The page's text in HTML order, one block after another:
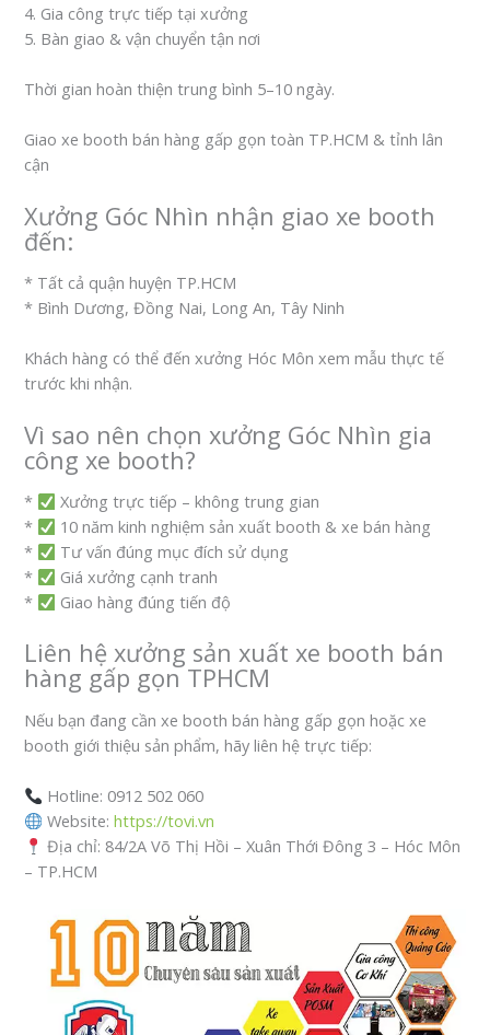
4. Gia công trực tiếp tại xưởng
5. Bàn giao & vận chuyển tận nơi
Thời gian hoàn thiện trung bình 5–10 ngày.
Giao xe booth bán hàng gấp gọn toàn TP.HCM & tỉnh lân
cận
Xưởng Góc Nhìn nhận giao xe booth
đến:
* Tất cả quận huyện TP.HCM
* Bình Dương, Đồng Nai, Long An, Tây Ninh
Khách hàng có thể đến xưởng Hóc Môn xem mẫu thực tế
trước khi nhận.
Vì sao nên chọn xưởng Góc Nhìn gia
công xe booth?
*
Xưởng trực tiếp – không trung gian
*
10 năm kinh nghiệm sản xuất booth & xe bán hàng
*
Tư vấn đúng mục đích sử dụng
*
Giá xưởng cạnh tranh
*
Giao hàng đúng tiến độ
Liên hệ xưởng sản xuất xe booth bán
hàng gấp gọn TPHCM
Nếu bạn đang cần xe booth bán hàng gấp gọn hoặc xe
booth giới thiệu sản phẩm, hãy liên hệ trực tiếp:
Hotline: 0912 502 060
Website:https://tovi.vn
Địa chỉ: 84/2A Võ Thị Hồi – Xuân Thới Đông 3 – Hóc Môn
– TP.HCM